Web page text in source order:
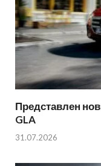
Представлен
GLA
31.07.2026